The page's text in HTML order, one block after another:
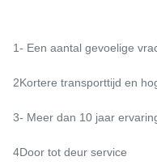
1- Een aantal gevoelige
2Kortere transporttijd en
3- Meer dan 10 jaar
4Door tot deur service